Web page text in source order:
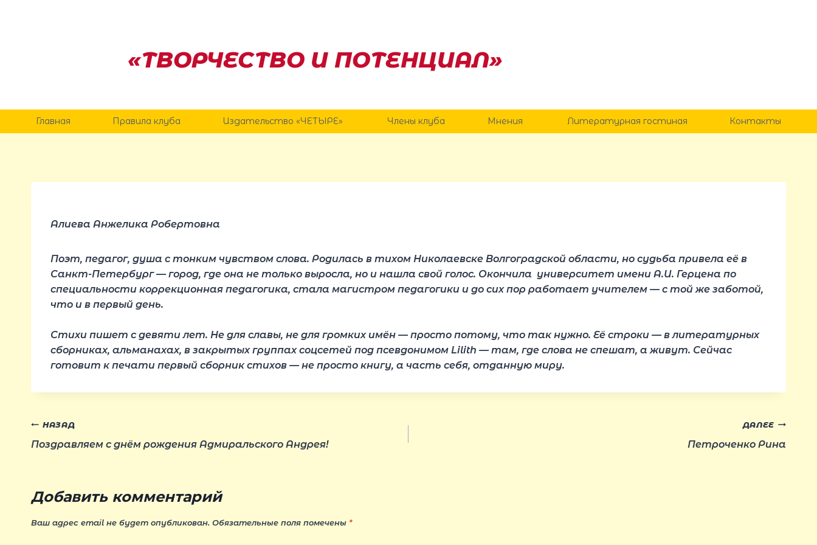
«ТВОРЧЕСТВО И ПОТЕНЦИАЛ»
Главная Правила клуба Издательство «ЧЕТЫРЕ» Члены клуба Мнения Литературная гостиная Контакты
Алиева Анжелика Робертовна
Поэт, педагог, душа с тонким чувством слова. Родилась в тихом Николаевске Волгоградской области, но судьба привела её в
Санкт-Петербург — город, где она не только выросла, но и нашла свой голос. Окончила университет имени А.И. Герцена по
специальности коррекционная педагогика, стала магистром педагогики и до сих пор работает учителем — с той же заботой,
что и в первый день.
Стихи пишет с девяти лет. Не для славы, не для громких имён — просто потому, что так нужно. Её строки — в литературных
сборниках, альманахах, в закрытых группах соцсетей под псевдонимом Lilith — там, где слова не спешат, а живут. Сейчас
готовит к печати первый сборник стихов — не просто книгу, а часть себя, отданную миру.
Навигация
записям
НАЗАД
Поздравляем с днём рождения Адмиральского Андрея!
ДАЛЕЕ
Петроченко Рина
Добавить комментарий
Ваш адрес email не будет опубликован. Обязательные поля помечены *